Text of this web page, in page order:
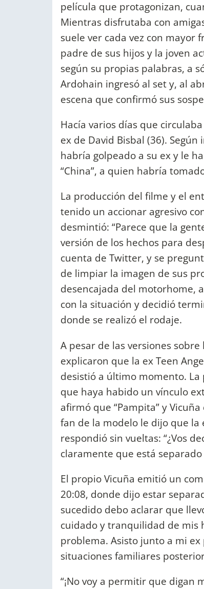
película que protagonizan,
Mientras disfrutaba con
suele ver cada vez con mayor
padre de sus hijos y la joven
según su propias palabras, a
Ardohain ingresó al set y, al
escena que confirmó sus
Hacía varios días que
ex de David Bisbal (36).
habría golpeado a su ex y le
“China”, a quien habría
La producción del filme y el
tenido un accionar agresivo
desmintió: “Parece que la
versión de los hechos para
cuenta de Twitter, y se
de limpiar la imagen de sus
desencajada del motorhome,
con la situación y decidió
donde se realizó el rodaje.
A pesar de las versiones
explicaron que la ex Teen
desistió a último momento.
que haya habido un vínculo
afirmó que “Pampita” y
fan de la modelo le dijo que la
respondió sin vueltas: “¿Vos
claramente que está separado
El propio Vicuña emitió un
20:08, donde dijo estar
sucedido debo aclarar que
cuidado y tranquilidad de mis
problema. Asisto junto a mi
situaciones familiares
“¡No voy a permitir que digan